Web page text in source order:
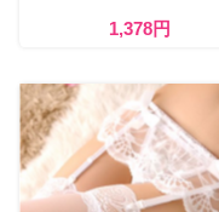
1,378円